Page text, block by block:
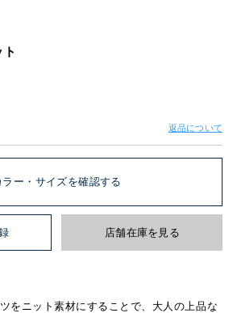
返品について
ラー・サイズを確認する
店舗在庫を見る
をニット素材にすることで、大人の上品な